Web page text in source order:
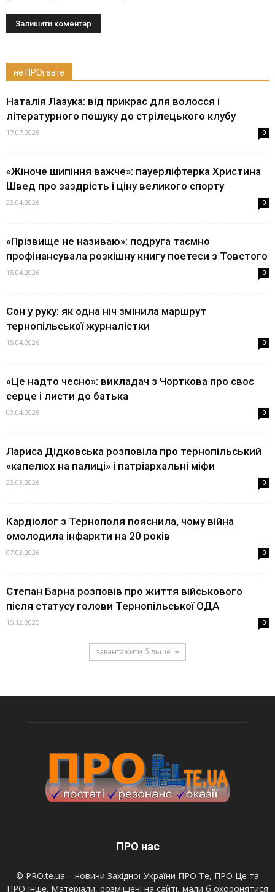
не ПРОгавте
Наталія Лазука: від прикрас для волосся і
літературного пошуку до стрілецького клубу
17.07.2026 0
«Жіноче шипіння важче»: пауерліфтерка Христина
Швед про заздрість і ціну великого спорту
22.04.2026 0
«Прізвище не називаю»: подруга таємно
профінансувала розкішну книгу поетеси з Товстого
15.04.2026 0
Сон у руку: як одна ніч змінила маршрут
тернопільської журналістки
15.04.2026 0
«Це надто чесно»: викладач з Чорткова про своє
серце і листи до батька
09.04.2026 0
Лариса Дідковська розповіла про тернопільський
«капелюх на палиці» і патріархальні міфи
22.03.2026 0
Кардіолог з Тернополя пояснила, чому війна
омолодила інфаркти на 20 років
07.03.2026 0
Степан Барна розповів про життя військового
після статусу голови Тернопільської ОДА
15.12.2025 0
завантажити більше
ПРО нас
© PRO.te.ua – новини Західної України ПРО Те, ПРО Це та
ПРО Інше. Матеріали, розміщені на сайті, мали б охоронятися